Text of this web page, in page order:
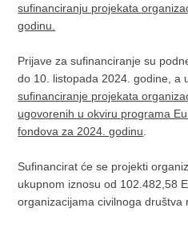
sufinanciranju projekata
godinu.
Prijave za sufinanciranje su
do 10. listopada 2024. godine, a
sufinanciranje projekata
ugovorenih u okviru programa
fondova za 2024. godinu
Sufinancirat će se projekti
ukupnom iznosu od 102.482,58
organizacijama civilnoga društva